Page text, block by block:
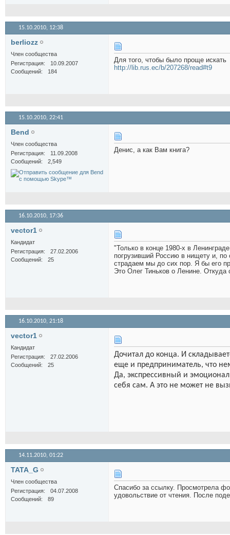
15.10.2010, 12:38
berliozz
Член сообщества
Регистрация
10.09.2007
Сообщений
184
Для того, чтобы было проще искать
http://lib.rus.ec/b/207268/read#t9
15.10.2010, 22:41
Bend
Член сообщества
Регистрация
11.09.2008
Сообщений
2,549
Денис, а как Вам книга?
16.10.2010, 17:36
vector1
Кандидат
Регистрация
27.02.2006
Сообщений
25
"Только в конце 1980-х в
погрузивший Россию в нищету и, по
страдаем мы до сих пор. Я бы его
Это Олег Тиньков о Ленине. Откуда
16.10.2010, 21:18
vector1
Кандидат
Регистрация
27.02.2006
Сообщений
25
Дочитал до конца. И
еще и предприниматель, что
Да, экспрессивный и
себя сам. А это не может не
14.11.2010, 01:22
TATA_G
Член сообщества
Регистрация
04.07.2008
Сообщений
89
Спасибо за ссылку. Просмотрела
удовольствие от чтения. После